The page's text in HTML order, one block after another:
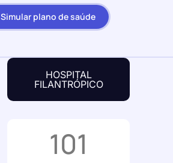
Simular plano de saúde
HOSPITAL
FILANTRÓPICO
101